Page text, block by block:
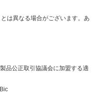
は異なる場合がございます。あ
品公正取引協議会に加盟する適